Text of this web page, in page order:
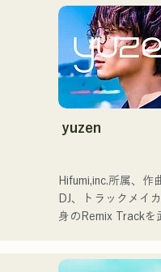
岡まで原付で来た
る。
└KBCテレビ「お天
サート」でMVが放
ことがきっかけで
高校生が福岡のラ
てくれた。
ランプリ
・オリジナル曲『プ
が2024年KBCラジ
ニング曲で採用さ
2024年12月24日に
リティーミュージッ
心に音楽活動を開
2022年からKønnyと
ソロ名義でも活動
幼少期から影響を
た90'sや00'sの
ジックを取り込み
シュなサウンドを追
ワークが魅力。
洗練されたスタイ
していただきたい。
yuzen
Hifumi,inc.所属、作
DJ、トラックメイ
身のRemix Trackを
れた現場力は高く評